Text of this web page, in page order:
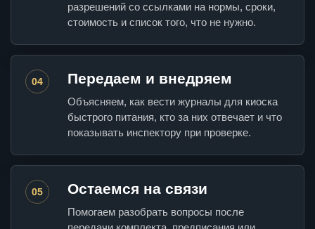
разрешений со ссылками на нормы, сроки,
стоимость и список того, что не нужно.
04 Передаем и внедряем
Объясняем, как вести журналы для киоска
быстрого питания, кто за них отвечает и что
показывать инспектору при проверке.
05 Остаемся на связи
Помогаем разобрать вопросы после